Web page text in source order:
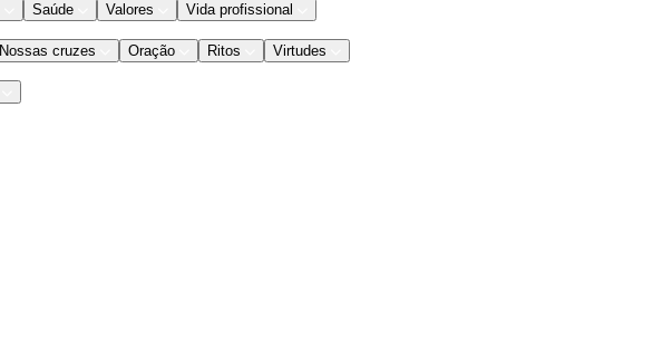
Saúde Valores Vida profissional
Nossas cruzes Oração Ritos Virtudes